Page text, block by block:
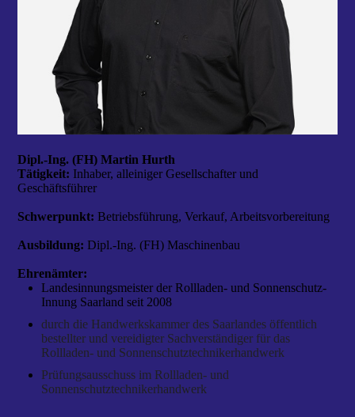
Dipl.-Ing. (FH) Martin Hurth
Tätigkeit: Inhaber, alleiniger Gesellschafter und
Geschäftsführer
Schwerpunkt:Betriebsführung,Verkauf, Arbeitsvorbereitung
Ausbildung:Dipl.-Ing. (FH) Maschinenbau
Ehrenämter:
Landesinnungs­meister der Rollladen- und Sonnenschutz­
Innung Saarland seit 2008
durch die Handwerkskammer des Saarlandes öffentlich
bestellter und vereidigter Sachverständiger für das
Rollladen- und Sonnenschutztechnikerhandwerk
Prüfungsausschuss im Rollladen- und
Sonnenschutztechnikerhandwerk